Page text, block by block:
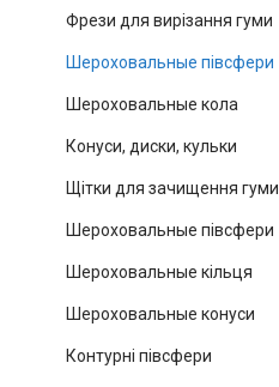
Фрези для вирізання гуми
Шероховальные півсфери
Шероховальные кола
Конуси, диски, кульки
Щітки для зачищення гуми
Шероховальные півсфери
Шероховальные кільця
Шероховальные конуси
Контурні півсфери